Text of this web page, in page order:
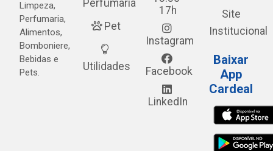
Limpeza,
Perfumaria,
Alimentos,
Bomboniere,
Bebidas e
Pets.
Perfumaria
Pet
Utilidades
17h
Instagram
Facebook
LinkedIn
Site
Institucional
Baixar
App
Cardeal